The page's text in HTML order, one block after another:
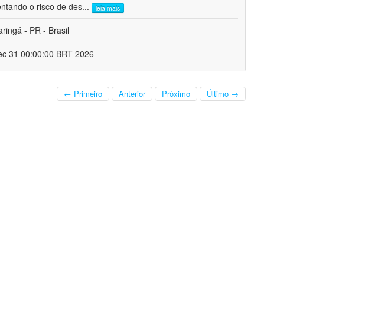
o risco de des... leia mais
- PR - Brasil
31 00:00:00 BRT 2026
← Primeiro Anterior Próximo Último →